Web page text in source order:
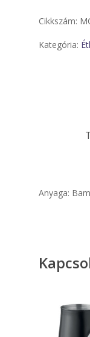
Cikkszám:
Kategória:
Anyaga: